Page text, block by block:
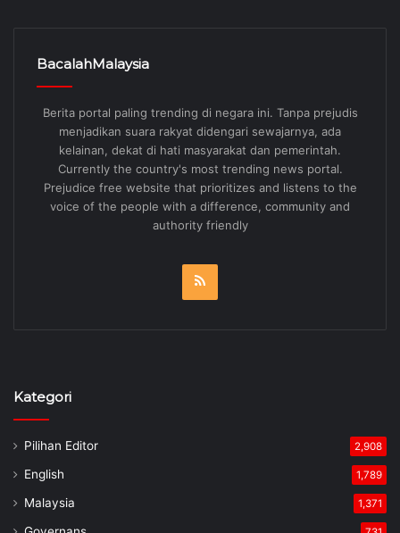
BacalahMalaysia
Berita portal paling trending di negara ini. Tanpa prejudis
menjadikan suara rakyat didengari sewajarnya, ada
kelainan, dekat di hati masyarakat dan pemerintah.
Currently the country's most trending news portal.
Prejudice free website that prioritizes and listens to the
voice of the people with a difference, community and
authority friendly
Kategori
Pilihan Editor 2,908
English 1,789
Malaysia 1,371